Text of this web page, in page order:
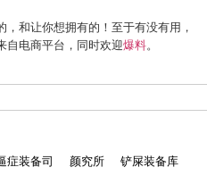
和让你想拥有的！至于有没有用，
自电商平台，同时欢迎爆料。
症装备司 颜究所 铲屎装备库